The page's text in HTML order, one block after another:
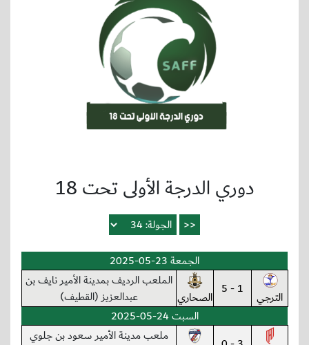
دوري الدرجة الأولى تحت 18
الجمعة 23-05-2025
الترجي 1 - 5 الصحاري
الملعب الرديف بمدينة الأمير نايف بن
عبدالعزيز (القطيف)
السبت 24-05-2025
ملعب مدينة الأمير سعود بن جلوي